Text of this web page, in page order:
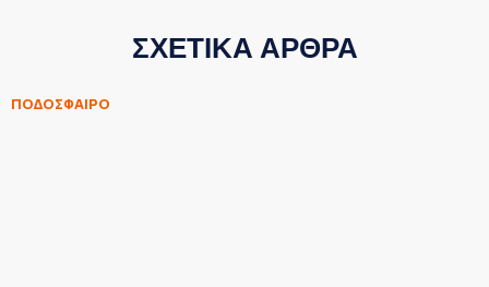
ΣΧΕΤΙΚΑ ΑΡΘΡΑ
ΠΟΔΟΣΦΑΙΡΟ